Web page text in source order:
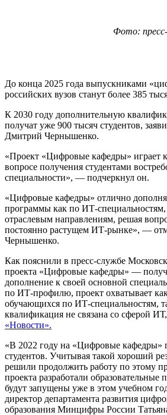
Фото:
До конца 2025 года выпускниками
российских вузов станут более 385
К 2030 году дополнительную
получат уже 900 тысяч студентов,
Дмитрий Чернышенко.
«Проект «Цифровые кафедры» играет
вопросе получения студентами
специальности», — подчеркнул он.
«Цифровые кафедры» отлично
программы как по ИТ-
отраслевым направлениям, решая
постоянно растущем ИТ-рынке», —
Чернышенко.
Как пояснили в пресс-службе
проекта «Цифровые кафедры» —
дополнение к своей основной
по ИТ-профилю, проект охватывает как
обучающихся по ИТ-специальностям,
квалификация не связана со сферой
«Новости».
«В 2022 году на «Цифровые кафедры»
студентов. Учитывая такой хороший
решили продолжить работу по этому
проекта разработали
будут запущены уже в этом учебном
директор департамента развития
образования Минцифры России